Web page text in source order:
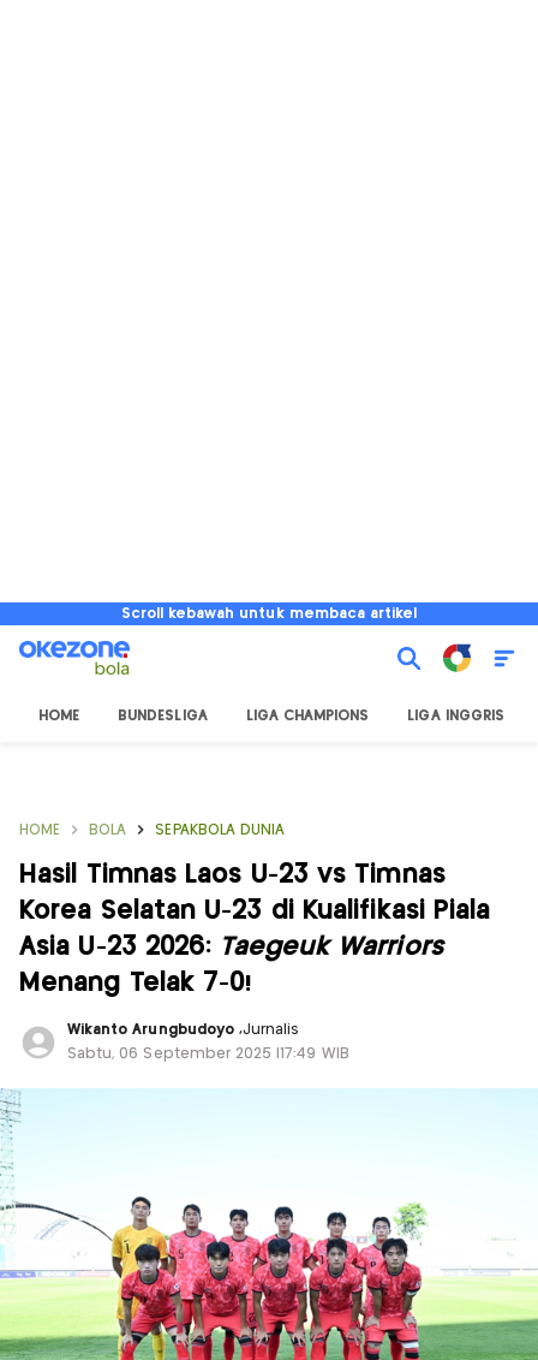
Scroll kebawah untuk membaca artikel
HOME BUNDESLIGA LIGA CHAMPIONS LIGA INGGRIS
HOME BOLA SEPAKBOLA DUNIA
Hasil Timnas Laos U-23 vs Timnas
Korea Selatan U-23 di Kualifikasi Piala
Asia U-23 2026: Taegeuk Warriors
Menang Telak 7-0!
Wikanto Arungbudoyo ,Jurnalis
Sabtu, 06 September 2025 |17:49 WIB